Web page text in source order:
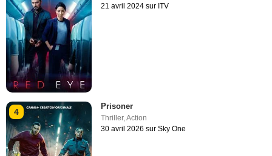
21 avril 2024 sur ITV
4
Prisoner
Thriller,Action
30 avril 2026 sur Sky One